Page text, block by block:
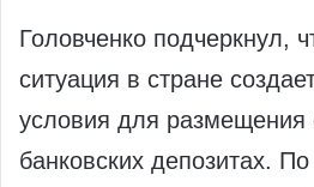
Головченко подчеркнул,
ситуация в стране
условия для размещения
банковских депозитах.